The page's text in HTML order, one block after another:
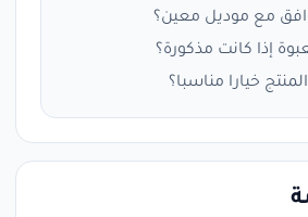
مع موديل معين؟
إذا كانت مذكورة؟
خيارا مناسبا؟